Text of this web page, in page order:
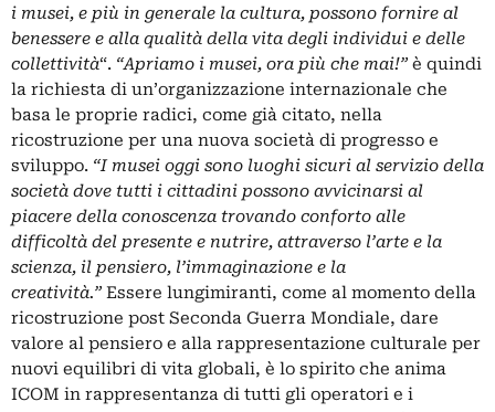
i musei, e più in generale la cultura, possono fornire al
benessere e alla qualità della vita degli individui e delle
collettività“. “Apriamo i musei, ora più che mai!” è quindi
la richiesta di un’organizzazione internazionale che
basa le proprie radici, come già citato, nella
ricostruzione per una nuova società di progresso e
sviluppo. “I musei oggi sono luoghi sicuri al servizio della
società dove tutti i cittadini possono avvicinarsi al
piacere della conoscenza trovando conforto alle
difficoltà del presente e nutrire, attraverso l’arte e la
scienza, il pensiero, l’immaginazione e la
creatività.” Essere lungimiranti, come al momento della
ricostruzione post Seconda Guerra Mondiale, dare
valore al pensiero e alla rappresentazione culturale per
nuovi equilibri di vita globali, è lo spirito che anima
ICOM in rappresentanza di tutti gli operatori e i